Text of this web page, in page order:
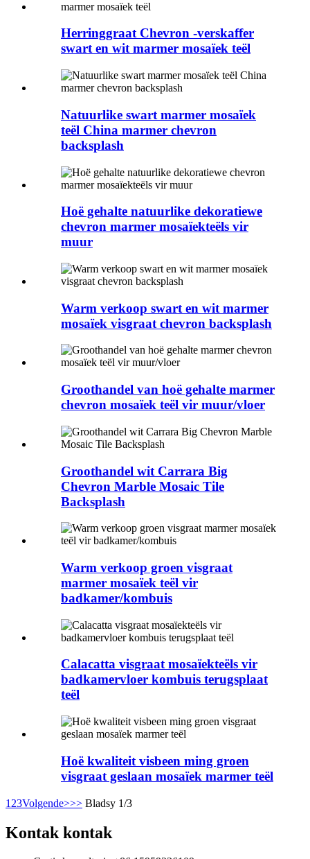
Herringgraat Chevron -verskaffer
swart en wit marmer mosaïek teël
Natuurlike swart marmer mosaïek
teël China marmer chevron
backsplash
Hoë gehalte natuurlike dekoratiewe
chevron marmer mosaïekteëls vir
muur
Warm verkoop swart en wit marmer
mosaïek visgraat chevron backsplash
Groothandel van hoë gehalte marmer
chevron mosaïek teël vir muur/vloer
Groothandel wit Carrara Big
Chevron Marble Mosaic Tile
Backsplash
Warm verkoop groen visgraat
marmer mosaïek teël vir
badkamer/kombuis
Calacatta visgraat mosaïekteëls vir
badkamervloer kombuis terugsplaat
teël
Hoë kwaliteit visbeen ming groen
visgraat geslaan mosaïek marmer teël
1 23Volgende>>> Bladsy 1/3
Kontak kontak